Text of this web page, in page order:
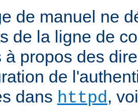
de manuel ne
de la ligne de
à propos des
de
dans httpd,